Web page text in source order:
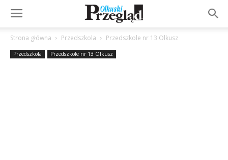
Strona główna Przedszkola Przedszkole nr 13 Olkusz
Przedszkola Przedszkole nr 13 Olkusz